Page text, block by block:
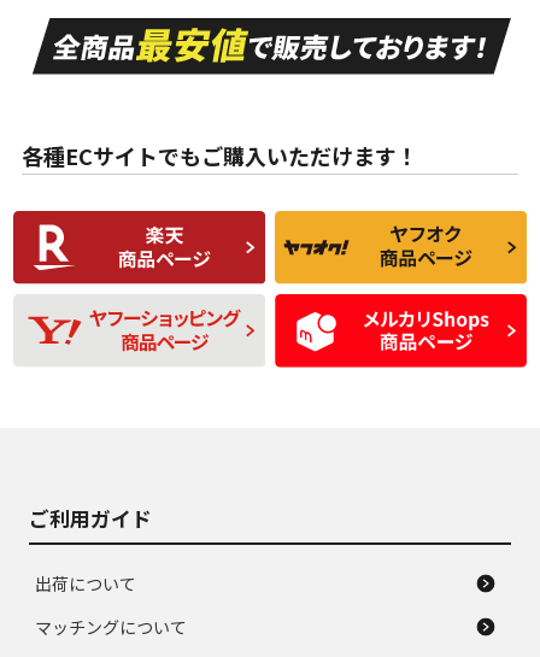
A
走行距離も少なく、
目立つ傷もほとんど
ない中古品
A
走行距離も少なく、
非常に状態の良い中
古品
な中古品
んどない中古品
C
比較的きれいな中古
品
C
られるが、使用に問
題のない中古品
D
使用感や目立つ傷が
あり、一般的な中古
品
D
残り溝も少なく、偏
磨耗がみられ、短期
間使用できるくらい
の中古品
各種ECサイトでもご購入いただけます！
ご利用ガイド
出荷について
マッチングについて